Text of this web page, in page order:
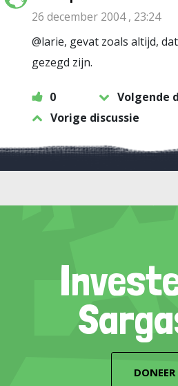
26 december 2004 , 23:24
@larie, gevat zoals altijd,
gezegd zijn.
0
Volgende
Vorige discussie
DONEER